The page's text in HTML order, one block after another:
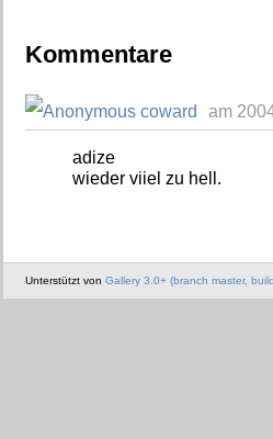
Kommentare
am
adize
wieder viiel zu hell.
Unterstützt von Gallery 3.0+ (branch master,